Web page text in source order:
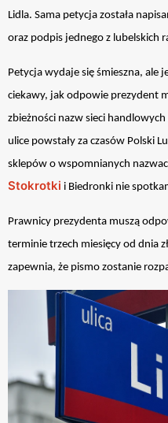
Lidla. Sama petycja została
oraz podpis jednego z lubelskich
Petycja wydaje się śmieszna, ale
ciekawy, jak odpowie prezydent
zbieżności nazw sieci
ulice powstały za czasów Polski
sklepów o wspomnianych
Stokrotki i Biedronki nie
Prawnicy prezydenta muszą
terminie trzech miesięcy od dnia
zapewnia, że pismo zostanie